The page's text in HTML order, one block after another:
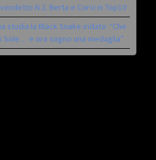
N.2. Berta e Corvi in Top10
studia la Black Snake iridata: “Che
Sole… e ora sogno una medaglia”